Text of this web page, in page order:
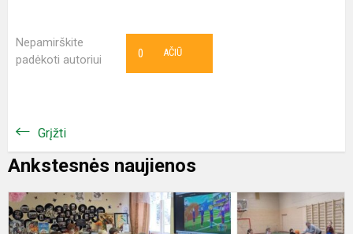
Nepamirškite
padėkoti autoriui
AČIŪ
0
Grįžti
Ankstesnės naujienos